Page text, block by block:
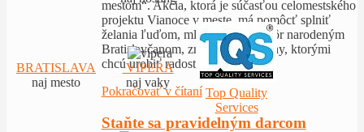
mestom“. Akcia, ktorá je súčasťou celomestského
projektu Vianoce v meste, má pomôcť splniť
želania ľuďom, mladým, ale aj skôr narodeným
Bratislavčanom, zrealizovať ich sny, ktorými
chcú urobiť radosť iným.
Pokračovať v čítaní
Staňte sa pravidelným darcom
BRATISLAVA
naj mesto
VIPERA
naj vaky
Top Quality
Services